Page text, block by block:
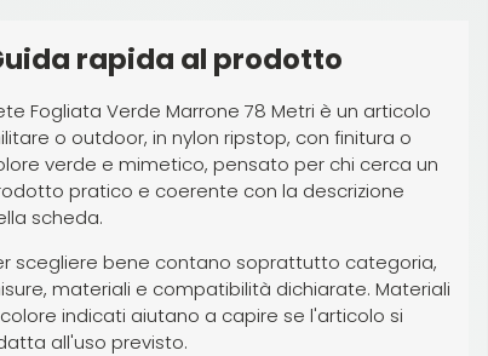
rapida al prodotto
Fogliata Verde Marrone 78 Metri è un articolo
o outdoor, in nylon ripstop, con finitura o
verde e mimetico, pensato per chi cerca un
pratico e coerente con la descrizione
scheda.
scegliere bene contano soprattutto categoria,
materiali e compatibilità dichiarate. Materiali
indicati aiutano a capire se l'articolo si
all'uso previsto.